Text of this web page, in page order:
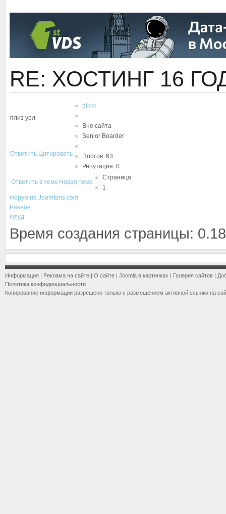
RE: ХОСТИНГ 16
плиз урл
pikkk
Вне сайта
Senior Boarder
Постов: 63
Репутация: 0
Ответить Цитировать
Ответить в теме Новая тема
Страница:
1
Форум на Joomfans.com
Разное
Флуд
Время создания страницы:
Информация | Реклама на сайте | О сайте | Joomla в картинках | Галерея сайтов |
Политика конфиденциальности
Копирование информации разрешено только с размещением активной ссылки на